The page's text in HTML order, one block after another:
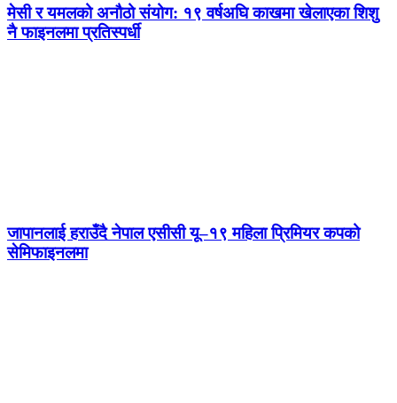
मेसी र यमलको अनौठो संयोग: १९ वर्षअघि काखमा खेलाएका शिशु
नै फाइनलमा प्रतिस्पर्धी
जापानलाई हराउँदै नेपाल एसीसी यू–१९ महिला प्रिमियर कपको
सेमिफाइनलमा